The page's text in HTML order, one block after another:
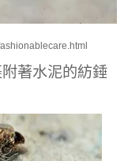
著水泥的紡錘